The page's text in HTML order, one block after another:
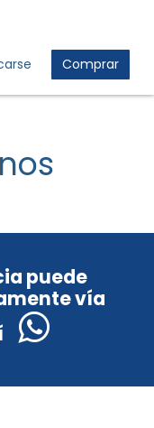
Comprar
puede
vía